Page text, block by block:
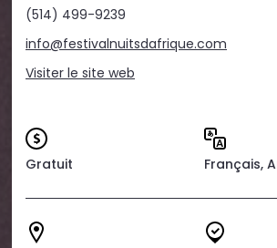
(514) 499-9239
info@festivalnuitsdafrique.com
Visiter le site web
Gratuit Français,